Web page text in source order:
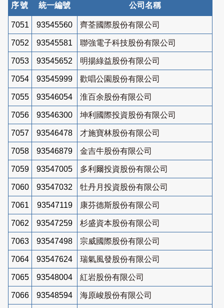
序號 統一編號 公司名稱
7051 93545560 齊荃國際股份有限公司
7052 93545581 聯強電子科技股份有限公司
7053 93545652 明揚綠益股份有限公司
7054 93545999 歡唱公園股份有限公司
7055 93546054 淮百余股份有限公司
7056 93546300 坤利國際投資股份有限公司
7057 93546478 才施寶林股份有限公司
7058 93546879 金吉牛股份有限公司
7059 93547005 多利爾投資股份有限公司
7060 93547032 牡丹月投資股份有限公司
7061 93547119 康芬德斯股份有限公司
7062 93547259 杉盛資本股份有限公司
7063 93547498 宗威國際股份有限公司
7064 93547624 瑞氣風發股份有限公司
7065 93548004 紅岩股份有限公司
7066 93548594 海原峻股份有限公司